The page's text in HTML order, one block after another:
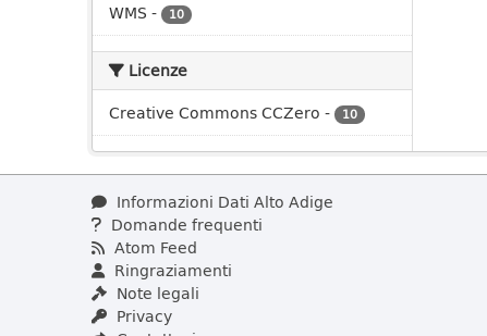
WMS - 10
Licenze
Creative Commons CCZero - 10
Informazioni Dati Alto Adige
Domande frequenti
Atom Feed
Ringraziamenti
Note legali
Privacy